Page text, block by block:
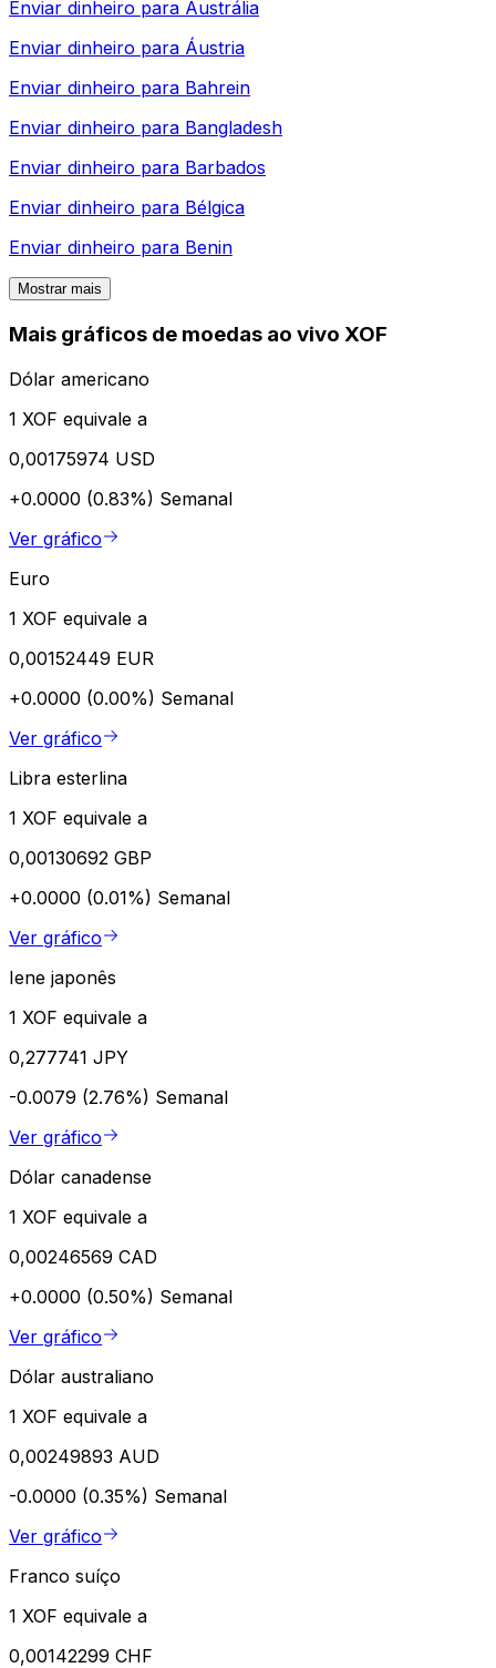
Enviar dinheiro para Austrália
Enviar dinheiro para Áustria
Enviar dinheiro para Bahrein
Enviar dinheiro para Bangladesh
Enviar dinheiro para Barbados
Enviar dinheiro para Bélgica
Enviar dinheiro para Benin
Mostrar mais
Mais gráficos de moedas ao vivo XOF
Dólar americano
1 XOF equivale a
0,00175974 USD
+0.0000 (0.83%) Semanal
Ver gráfico
Euro
1 XOF equivale a
0,00152449 EUR
+0.0000 (0.00%) Semanal
Ver gráfico
Libra esterlina
1 XOF equivale a
0,00130692 GBP
+0.0000 (0.01%) Semanal
Ver gráfico
Iene japonês
1 XOF equivale a
0,277741 JPY
-0.0079 (2.76%) Semanal
Ver gráfico
Dólar canadense
1 XOF equivale a
0,00246569 CAD
+0.0000 (0.50%) Semanal
Ver gráfico
Dólar australiano
1 XOF equivale a
0,00249893 AUD
-0.0000 (0.35%) Semanal
Ver gráfico
Franco suíço
1 XOF equivale a
0,00142299 CHF